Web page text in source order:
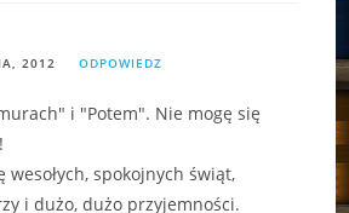
2012 ODPOWIEDZ
i "Potem". Nie mogę się
wesołych, spokojnych świąt,
i dużo, dużo przyjemności.